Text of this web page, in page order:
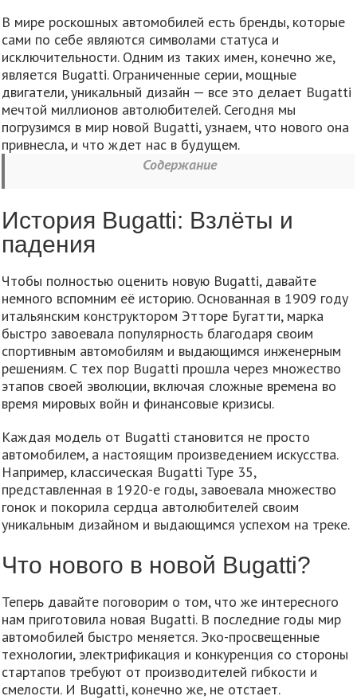
В мире роскошных автомобилей есть бренды, которые
сами по себе являются символами статуса и
исключительности. Одним из таких имен, конечно же,
является Bugatti. Ограниченные серии, мощные
двигатели, уникальный дизайн — все это делает Bugatti
мечтой миллионов автолюбителей. Сегодня мы
погрузимся в мир новой Bugatti, узнаем, что нового она
привнесла, и что ждет нас в будущем.
Содержание
История Bugatti: Взлёты и
падения
Чтобы полностью оценить новую Bugatti, давайте
немного вспомним её историю. Основанная в 1909 году
итальянским конструктором Этторе Бугатти, марка
быстро завоевала популярность благодаря своим
спортивным автомобилям и выдающимся инженерным
решениям. С тех пор Bugatti прошла через множество
этапов своей эволюции, включая сложные времена во
время мировых войн и финансовые кризисы.
Каждая модель от Bugatti становится не просто
автомобилем, а настоящим произведением искусства.
Например, классическая Bugatti Type 35,
представленная в 1920-е годы, завоевала множество
гонок и покорила сердца автолюбителей своим
уникальным дизайном и выдающимся успехом на треке.
Что нового в новой Bugatti?
Теперь давайте поговорим о том, что же интересного
нам приготовила новая Bugatti. В последние годы мир
автомобилей быстро меняется. Эко-просвещенные
технологии, электрификация и конкуренция со стороны
стартапов требуют от производителей гибкости и
смелости. И Bugatti, конечно же, не отстает.